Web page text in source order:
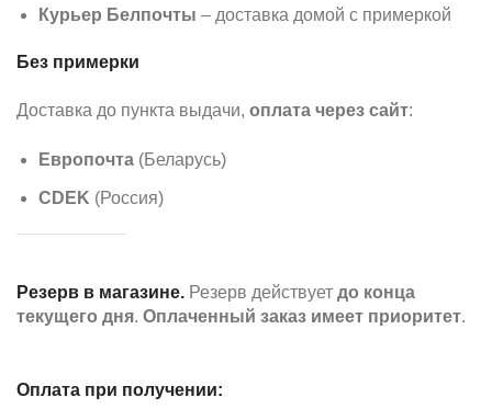
Курьер Белпочты – доставка домой с примеркой
Без примерки
Доставка до пункта выдачи, оплата через сайт:
Европочта (Беларусь)
CDEK (Россия)
Резерв в магазине. Резерв действует до конца
текущего дня. Оплаченный заказ имеет приоритет.
Оплата при получении: